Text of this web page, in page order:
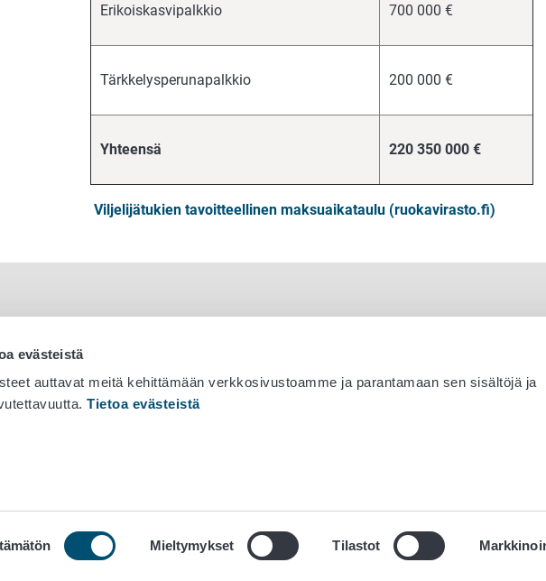
evästeistä
auttavat meitä kehittämään verkkosivustoamme ja parantamaan sen sisältöjä ja
Tietoa evästeistä
Mieltymykset Tilastot
Erikoiskasvipalkkio 700 000 €
Tärkkelysperunapalkkio 200 000 €
Yhteensä 220 350 000 €
Viljelijätukien tavoitteellinen maksuaikataulu (ruokavirasto.fi)